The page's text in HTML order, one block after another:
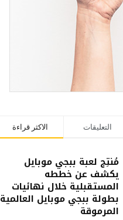
الاكثر قراءة التعليقات
مُنتِج لعبة ببجي موبايل
يكشف عن خططه
المستقبلية خلال نهائيات
بطولة ببجي موبايل العالمية
المرموقة